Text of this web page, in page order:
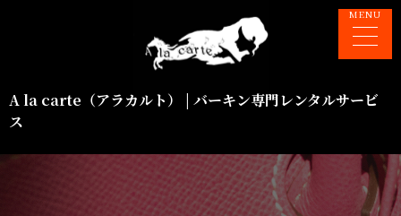
A la carte（アラカルト） | バーキン専門レンタルサービ
ス